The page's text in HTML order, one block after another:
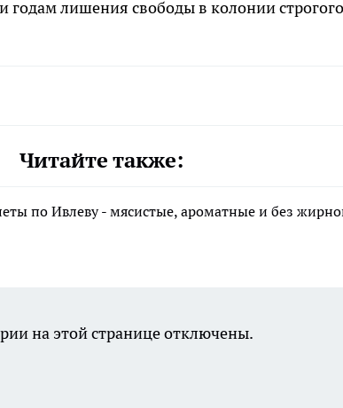
годам лишения свободы в колонии
Читайте также:
по Ивлеву - мясистые, ароматные и без
на этой странице отключены.